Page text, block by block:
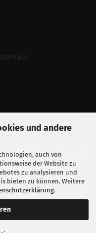
und andere
auch von
der Website zu
zu analysieren und
bieten zu können. Weitere
.